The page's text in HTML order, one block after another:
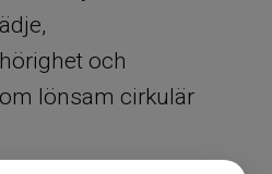
och
lönsam cirkulär